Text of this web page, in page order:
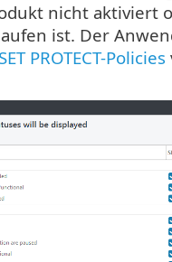
nicht aktiviert
ist. Der
PROTECT-Policies